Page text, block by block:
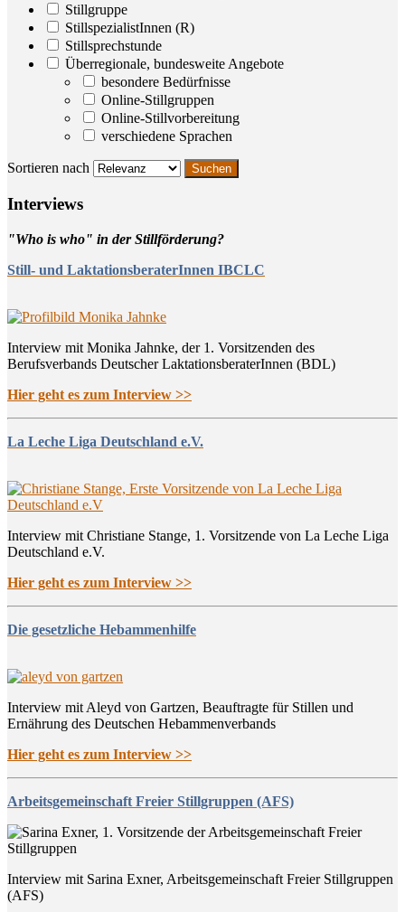
Stillgruppe
StillspezialistInnen (R)
Stillsprechstunde
Überregionale, bundesweite Angebote
besondere Bedürfnisse
Online-Stillgruppen
Online-Stillvorbereitung
verschiedene Sprachen
Sortieren nach
Inter­views
"Who is who" in der Stillförderung?
Still- und LaktationsberaterInnen IBCLC
Interview mit Monika Jahnke, der 1. Vorsitzenden des
Berufsverbands Deutscher LaktationsberaterInnen (BDL)
Hier geht es zum Interview >>
La Leche Liga Deutschland e.V.
Interview mit Christiane Stange, 1. Vorsitzende von La Leche Liga
Deutschland e.V.
Hier geht es zum Interview >>
Die gesetzliche Hebammenhilfe
Interview mit Aleyd von Gartzen, Beauftragte für Stillen und
Ernährung des Deutschen Hebammenverbands
Hier geht es zum Interview >>
Arbeitsgemeinschaft Freier Stillgruppen (AFS)
Interview mit Sarina Exner, Arbeitsgemeinschaft Freier Stillgruppen
(AFS)